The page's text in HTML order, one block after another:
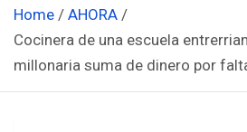
Home
AHORA
Cocinera de una escuela
millonaria suma de dinero por